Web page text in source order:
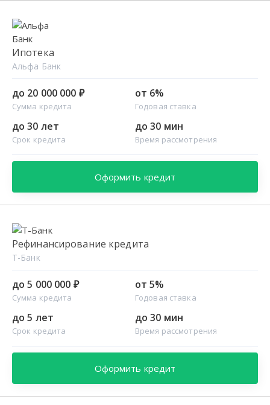
Ипотека
Альфа Банк
до 20 000 000 ₽
Сумма кредита
от 6%
Годовая ставка
до 30 лет
Срок кредита
до 30 мин
Время рассмотрения
Оформить кредит
Рефинансирование кредита
Т-Банк
до 5 000 000 ₽
Сумма кредита
от 5%
Годовая ставка
до 5 лет
Срок кредита
до 30 мин
Время рассмотрения
Оформить кредит